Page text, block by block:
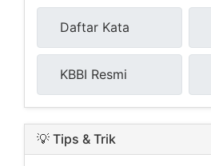
Daftar Kata
KBBI Resmi
💡 Tips & Trik